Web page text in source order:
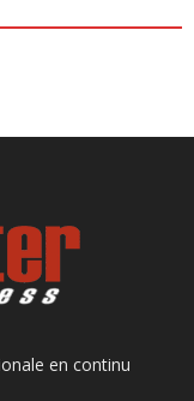
en continu